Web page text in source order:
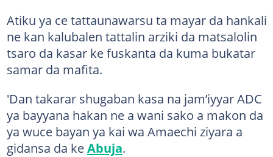
Atiku ya ce tattaunawarsu ta mayar da hankali
ne kan kalubalen tattalin arziki da matsalolin
tsaro da kasar ke fuskanta da kuma bukatar
samar da mafita.
'Dan takarar shugaban kasa na jam’iyyar ADC
ya bayyana hakan ne a wani sako a makon da
ya wuce bayan ya kai wa Amaechi ziyara a
gidansa da keAbuja.